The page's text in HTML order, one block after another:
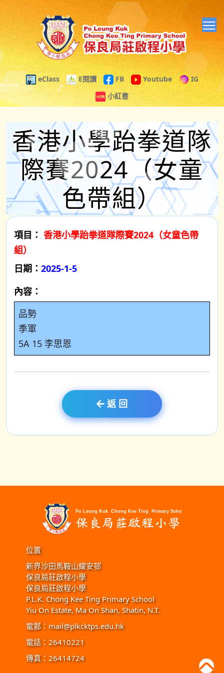
eClass E閱讀 FB Youtube
IG
小紅書
香港小學跆拳道隊
際賽2024（女童
色帶組）
項目： 香港小學跆拳道隊際賽2024（女童色帶
組）
日期： 2025-1-5
內容：
品勢
季軍
5A 15 李思恩
返 回
位置
新界沙田馬鞍山耀安邨
保良局莊啟程小學
保良局莊啟程小學
P.L.K. Chong Kee Ting Primary School
Yiu On Estate, Ma On Shan, Shatin, N.T.
電郵： mail@plkcktps.edu.hk
電話：26410221
傳真：26414724